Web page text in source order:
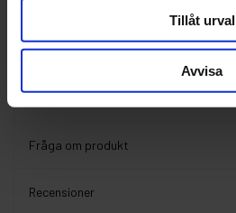
Tillåt urval
Avvisa
Leverans inom 1-5 dagar
Beskrivning
Fråga om produkt
Recensioner